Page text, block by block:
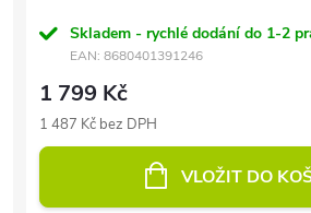
Skladem - rychlé dodání do 1-2
EAN: 8680401391246
1 799 Kč
1 487 Kč bez DPH
VLOŽIT DO